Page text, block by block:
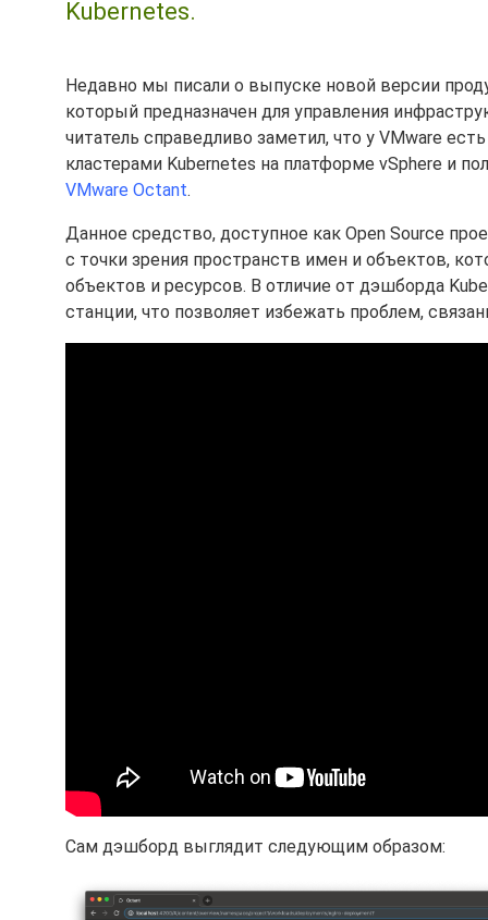
Kubernetes.
Недавно мы писали о выпуске новой версии
который предназначен для управления
читатель справедливо заметил, что у VMware
кластерами Kubernetes на платформе vSphere и
VMware Octant.
Данное средство, доступное как Open Source
с точки зрения пространств имен и объектов,
объектов и ресурсов. В отличие от дэшборда
станции, что позволяет избежать проблем,
Сам дэшборд выглядит следующим образом: